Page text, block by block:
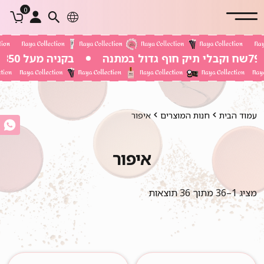
0
בקניה מעל 350 שח משלוח חינם
עמוד הבית חנות המוצרים איפור
איפור
מציג 1–36 מתוך 36 תוצאות